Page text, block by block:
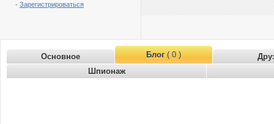
- Зарегистрироваться
Основное Блог( 0 )
Шпионаж